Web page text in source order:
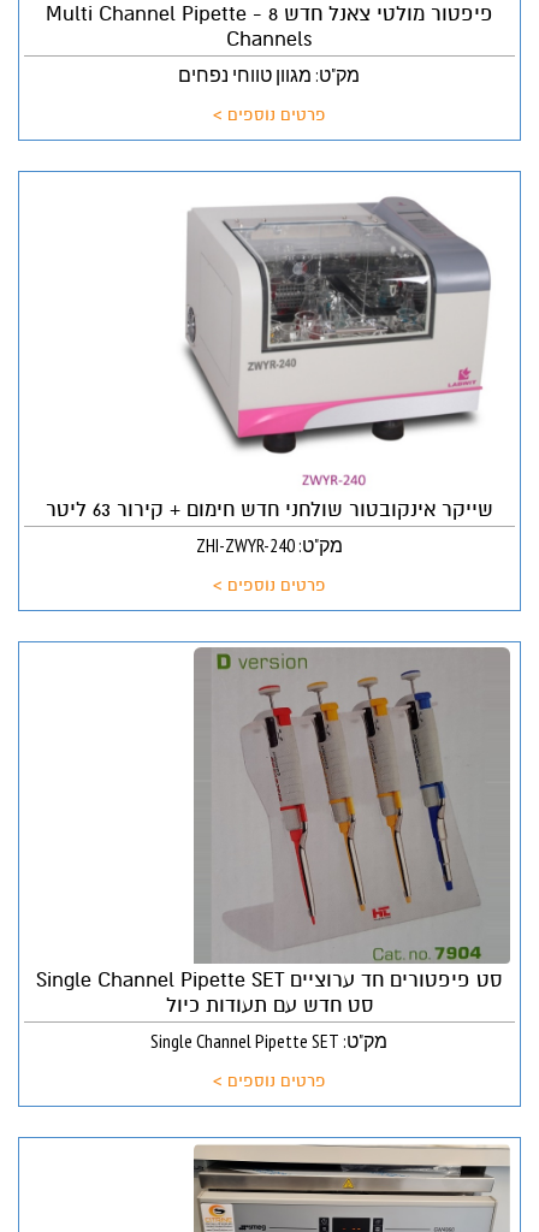
פיפטור מולטי צאנל חדש Multi Channel Pipette - 8
Channels
מק"ט: מגוון טווחי נפחים
פרטים נוספים >
שייקר אינקובטור שולחני חדש חימום + קירור 63 ליטר
מק"ט: ZHI-ZWYR-240
פרטים נוספים >
סט פיפטורים חד ערוציים Single Channel Pipette SET
סט חדש עם תעודות כיול
מק"ט: Single Channel Pipette SET
פרטים נוספים >